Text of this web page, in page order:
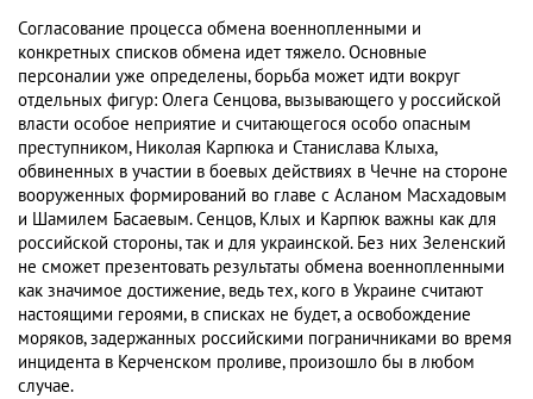
Согласование процесса обмена военнопленными и
конкретных списков обмена идет тяжело. Основные
персоналии уже определены, борьба может идти вокруг
отдельных фигур: Олега Сенцова, вызывающего у российской
власти особое неприятие и считающегося особо опасным
преступником, Николая Карпюка и Станислава Клыха,
обвиненных в участии в боевых действиях в Чечне на стороне
вооруженных формирований во главе с Асланом Масхадовым
и Шамилем Басаевым. Сенцов, Клых и Карпюк важны как для
российской стороны, так и для украинской. Без них Зеленский
не сможет презентовать результаты обмена военнопленными
как значимое достижение, ведь тех, кого в Украине считают
настоящими героями, в списках не будет, а освобождение
моряков, задержанных российскими пограничниками во время
инцидента в Керченском проливе, произошло бы в любом
случае.